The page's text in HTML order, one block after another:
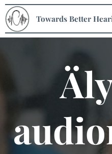
Towards Better